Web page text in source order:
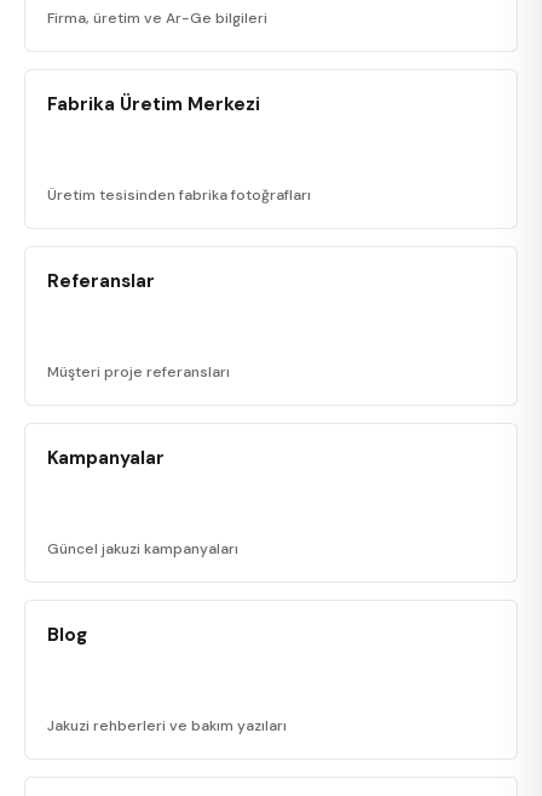
Firma, üretim ve Ar-Ge bilgileri
Fabrika Üretim Merkezi
Üretim tesisinden fabrika fotoğrafları
Referanslar
Müşteri proje referansları
Kampanyalar
Güncel jakuzi kampanyaları
Blog
Jakuzi rehberleri ve bakım yazıları